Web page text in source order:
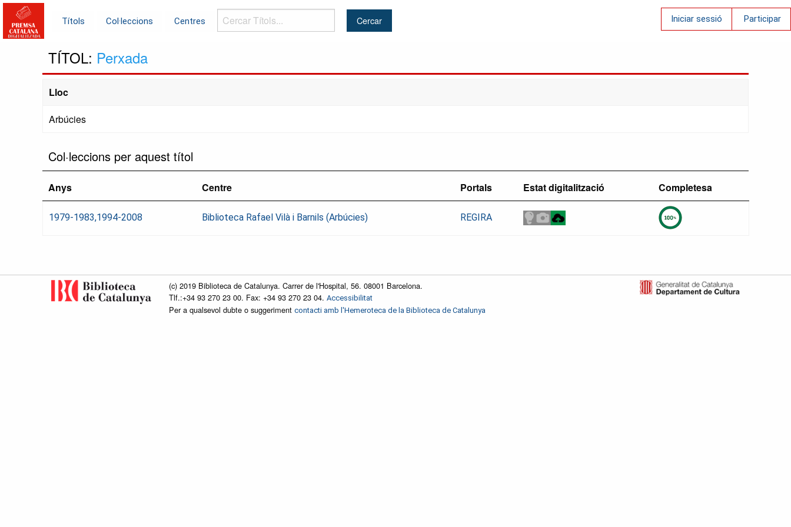
Títols Col·leccions Centres
Cercar
Títols...
Iniciar sessió Participar
TÍTOL: Perxada
Lloc
Arbúcies
Col·leccions per aquest títol
Anys Centre Portals Estat digitalització Completesa
1979-1983,1994-2008 Biblioteca Rafael Vilà i Barnils (Arbúcies) REGIRA
(c) 2019 Biblioteca de Catalunya. Carrer de l'Hospital, 56. 08001 Barcelona.
Tlf.:+34 93 270 23 00. Fax: +34 93 270 23 04. Accessibilitat
Per a qualsevol dubte o suggeriment contacti amb l'Hemeroteca de la Biblioteca de Catalunya